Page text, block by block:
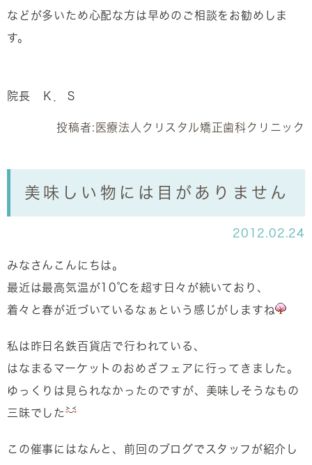
などが多いため心配な方は早めのご相談をお勧めしま
す。
院長 Ｋ．Ｓ
投稿者: 医療法人クリスタル矯正歯科クリニック
美味しい物には目がありません
2012.02.24
みなさんこんにちは。
最近は最高気温が10℃を超す日々が続いており、
着々と春が近づいているなぁという感じがしますね
私は昨日名鉄百貨店で行われている、
はなまるマーケットのおめざフェアに行ってきました。
ゆっくりは見られなかったのですが、美味しそうなもの
三昧でした
この催事にはなんと、前回のブログでスタッフが紹介し